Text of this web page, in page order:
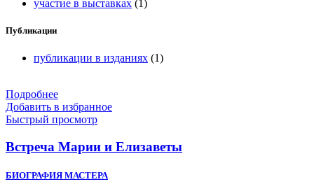
участие в выставках (1)
Публикации
публикации в изданиях (1)
Подробнее
Добавить в избранное
Быстрый просмотр
Встреча Марии и Елизаветы
БИОГРАФИЯ МАСТЕРА